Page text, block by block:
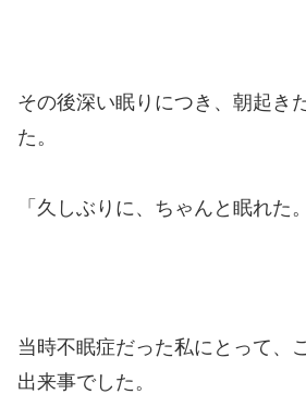
その後深い眠りにつき、朝起き
た。
「久しぶりに、ちゃんと眠れた。
当時不眠症だった私にとって、
出来事でした。